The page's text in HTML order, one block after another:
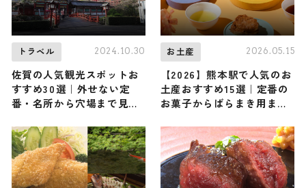
トラベル 2024.10.30
佐賀の人気観光スポットお
すすめ30選｜外せない定
番・名所から穴場まで見ど
お土産 2026.05.15
【2026】熊本駅で人気のお
土産おすすめ15選｜定番の
お菓子からばらまき用まで